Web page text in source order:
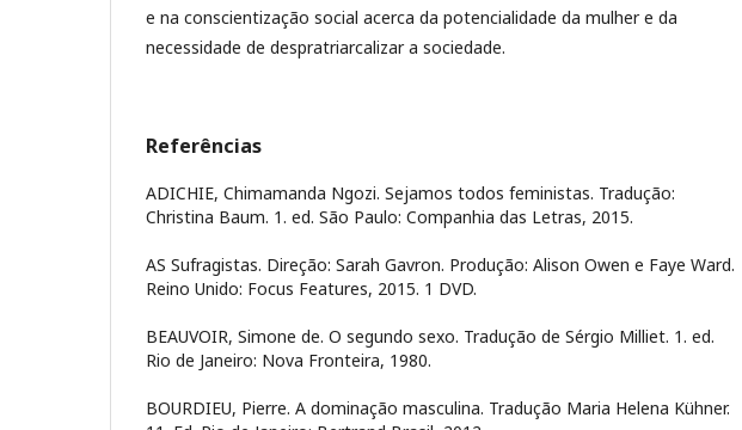
e na conscientização social acerca da potencialidade da mulher e da
necessidade de despratriarcalizar a sociedade.
Referências
ADICHIE, Chimamanda Ngozi. Sejamos todos feministas. Tradução:
Christina Baum. 1. ed. São Paulo: Companhia das Letras, 2015.
AS Sufragistas. Direção: Sarah Gavron. Produção: Alison Owen e Faye Ward.
Reino Unido: Focus Features, 2015. 1 DVD.
BEAUVOIR, Simone de. O segundo sexo. Tradução de Sérgio Milliet. 1. ed.
Rio de Janeiro: Nova Fronteira, 1980.
BOURDIEU, Pierre. A dominação masculina. Tradução Maria Helena Kühner.